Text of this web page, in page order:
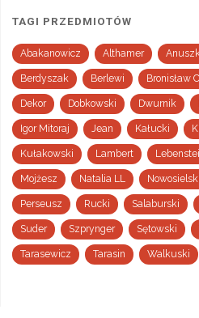
TAGI PRZEDMIOTÓW
Abakanowicz Althamer
Berdyszak Berlewi Bronisław
Dekor Dobkowski Dwurnik
Igor Mitoraj Jean Kałucki
Kułakowski Lambert
Mojżesz Natalia LL Nowosielski
Perseusz Rucki Salaburski
Suder Szprynger Sętowski
Tarasewicz Tarasin Walkuski